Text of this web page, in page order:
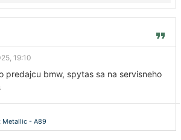
19:10
predajcu bmw, spytas sa na servisneho
Metallic - A89